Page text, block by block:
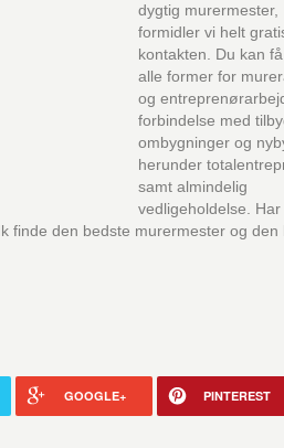
dygtig murermester,
formidler vi helt
kontakten. Du kan
alle former for
og
forbindelse med
ombygninger og
herunder
samt almindelig
vedligeholdelse.
finde den bedste murermester og den
GOOGLE+ PINTEREST